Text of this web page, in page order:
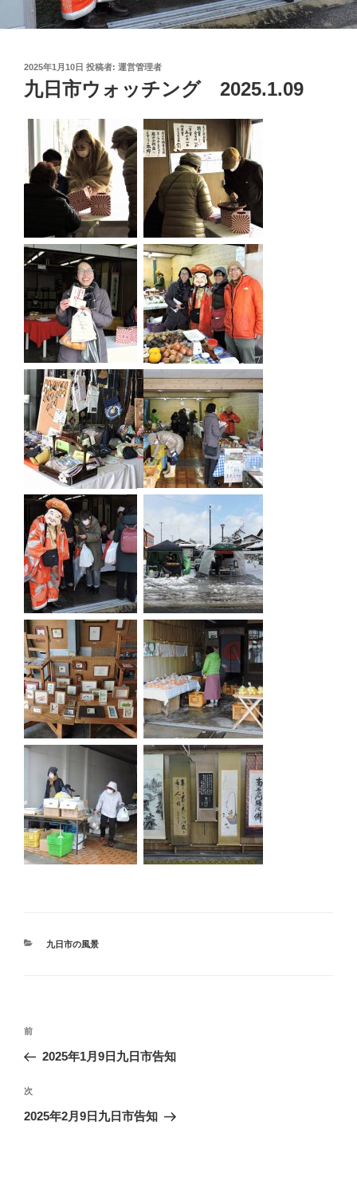
投
稿
日:
2025年1月10日 投稿者: 運営管理者
九日市ウォッチング 2025.1.09
カ
九日市の風景
投
ビ
ゲ
過
去
投
稿
前
2025年1月9日九日市告知
次
の
次
2025年2月9日九日市告知